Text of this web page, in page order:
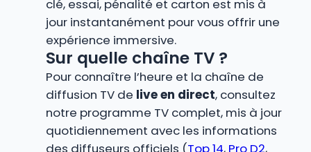
clé, essai, pénalité et carton est mis à
jour instantanément pour vous offrir une
expérience immersive.
Sur quelle chaîne TV ?
Pour connaître l’heure et la chaîne de
diffusion TV de live en direct, consultez
notre programme TV complet, mis à jour
quotidiennement avec les informations
des diffuseurs officiels (Top 14, Pro D2,